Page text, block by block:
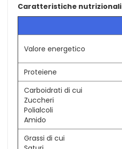
Caratteristiche nutrizionali
Valore energetico
Proteiene
Carboidrati di cui
Zuccheri
Polialcoli
Amido
Grassi di cui